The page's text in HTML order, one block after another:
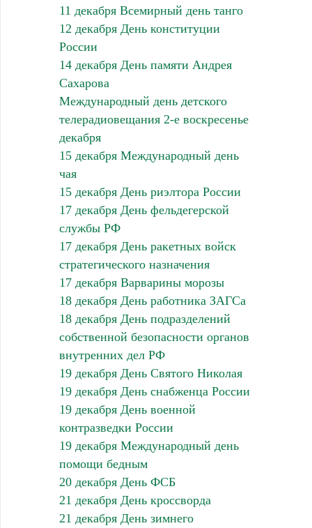
11 декабря Всемирный день танго
12 декабря День конституции
России
14 декабря День памяти Андрея
Сахарова
Международный день детского
телерадиовещания 2-е воскресенье
декабря
15 декабря Международный день
чая
15 декабря День риэлтора России
17 декабря День фельдегерской
службы РФ
17 декабря День ракетных войск
стратегического назначения
17 декабря Варварины морозы
18 декабря День работника ЗАГСа
18 декабря День подразделений
собственной безопасности органов
внутренних дел РФ
19 декабря День Святого Николая
19 декабря День снабженца России
19 декабря День военной
контразведки России
19 декабря Международный день
помощи бедным
20 декабря День ФСБ
21 декабря День кроссворда
21 декабря День зимнего